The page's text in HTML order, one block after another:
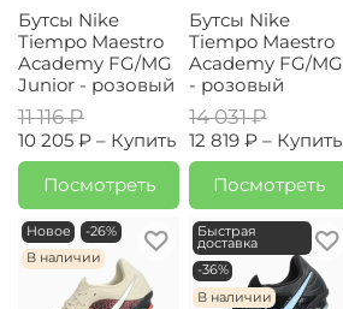
Бутсы Nike
Tiempo Maestro
Academy FG/MG
Junior - розовый
11 116 ₽
10 205 ₽ – Купить
Посмотреть
Бутсы Nike
Tiempo Maestro
Academy FG/MG
- розовый
14 031 ₽
12 819 ₽ – Купить
Посмотреть
Новое
-26%
В наличии
Быстрая
доставка
-36%
В наличии